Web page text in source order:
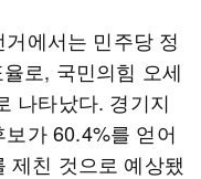
에서는 민주당 정
로, 국민의힘 오세
나타났다. 경기지
가 60.4%를 얻어
제친 것으로 예상됐